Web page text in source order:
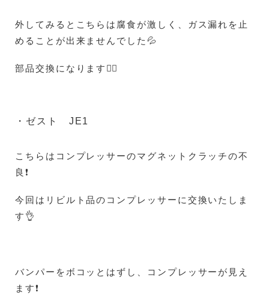
外してみるとこちらは腐食が激しく、ガス漏れを止
めることが出来ませんでした💦
部品交換になります🙇‍♀️
・ゼスト JE1
こちらはコンプレッサーのマグネットクラッチの不
良❗
今回はリビルト品のコンプレッサーに交換いたしま
す👌
バンパーをボコッとはずし、コンプレッサーが見え
ます❗